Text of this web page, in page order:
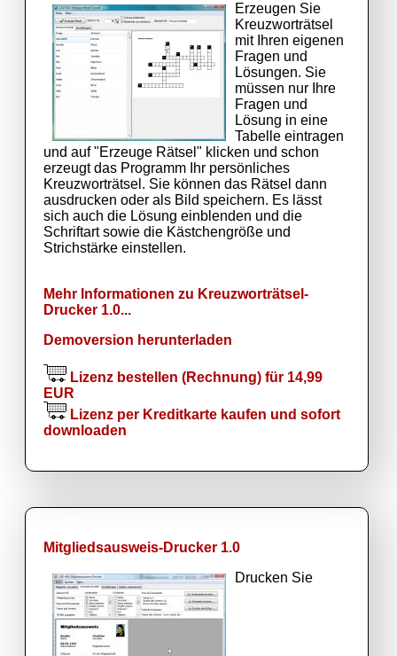
Erzeugen Sie
Kreuzworträtsel
mit Ihren eigenen
Fragen und
Lösungen. Sie
müssen nur Ihre
Fragen und
Lösung in eine
Tabelle eintragen
und auf "Erzeuge Rätsel" klicken und schon
erzeugt das Programm Ihr persönliches
Kreuzworträtsel. Sie können das Rätsel dann
ausdrucken oder als Bild speichern. Es lässt
sich auch die Lösung einblenden und die
Schriftart sowie die Kästchengröße und
Strichstärke einstellen.
Mehr Informationen zu Kreuzworträtsel-
Drucker 1.0...
Demoversion herunterladen
Lizenz bestellen (Rechnung) für 14,99
EUR
Lizenz per Kreditkarte kaufen und sofort
downloaden
Mitgliedsausweis-Drucker 1.0
Drucken Sie